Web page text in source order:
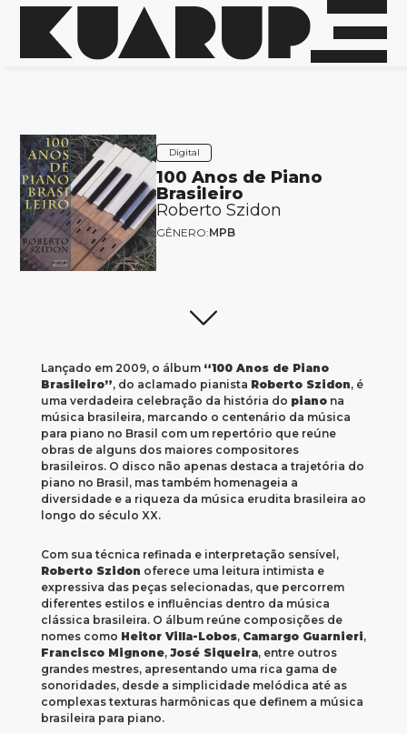
Digital
100 Anos de Piano
Brasileiro
Roberto Szidon
GÊNERO:MPB
Lançado em 2009, o álbum “100 Anos de Piano
Brasileiro”, do aclamado pianista Roberto Szidon, é
uma verdadeira celebração da história do pianona
música brasileira, marcando o centenário da música
para piano no Brasil com um repertório que reúne
obras de alguns dos maiores compositores
brasileiros. O disco não apenas destaca a trajetória do
piano no Brasil, mas também homenageia a
diversidade e a riqueza da música erudita brasileira ao
longo do século XX.
Com sua técnica refinada e interpretação sensível,
Roberto Szidon oferece uma leitura intimista e
expressiva das peças selecionadas, que percorrem
diferentes estilos e influências dentro da música
clássica brasileira. O álbum reúne composições de
nomes como Heitor Villa-Lobos, Camargo Guarnieri,
Francisco Mignone, José Siqueira, entre outros
grandes mestres, apresentando uma rica gama de
sonoridades, desde a simplicidade melódica até as
complexas texturas harmônicas que definem a música
brasileira para piano.